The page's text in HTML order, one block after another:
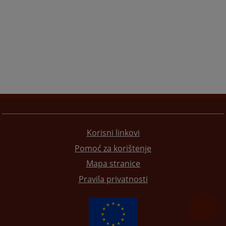
Korisni linkovi
Pomoć za korištenje
Mapa stranice
Pravila privatnosti